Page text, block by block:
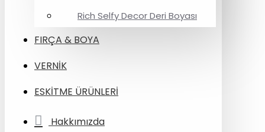
Rich Selfy Decor Deri Boyası
FIRÇA & BOYA
VERNİK
ESKİTME ÜRÜNLERİ
Hakkımızda